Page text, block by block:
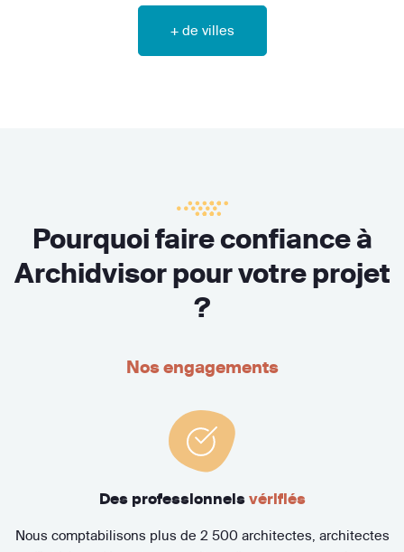
+ de villes
Pourquoi faire confiance à
Archidvisor pour votre projet
?
Nos engagements
Des professionnels vérifiés
Nous comptabilisons plus de 2 500 architectes, architectes